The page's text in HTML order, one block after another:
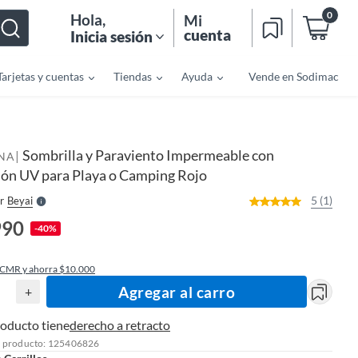
Hola,
Inicia sesión
Mi
cuenta
0
y cuentas Tiendas Ayuda Vende en Sodimac
| Sombrilla y Paraviento Impermeable con
UV para Playa o Camping Rojo
BeyaiS
l
l
e
r
5 (1)
-40%
y ahorra $10.000
+ Agregar al carro
tienederecho a retracto
producto: 125406826